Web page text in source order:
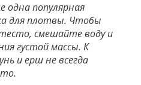
одна популярная
для плотвы. Чтобы
смешайте воду и
густой массы. К
и ерш не всегда